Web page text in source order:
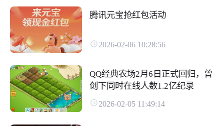
腾讯元宝抢红包活动
2026-02-06 10:28:56
QQ经典农场2月6日正式回归，曾
创下同时在线人数1.2亿纪录
2026-02-05 11:49:14